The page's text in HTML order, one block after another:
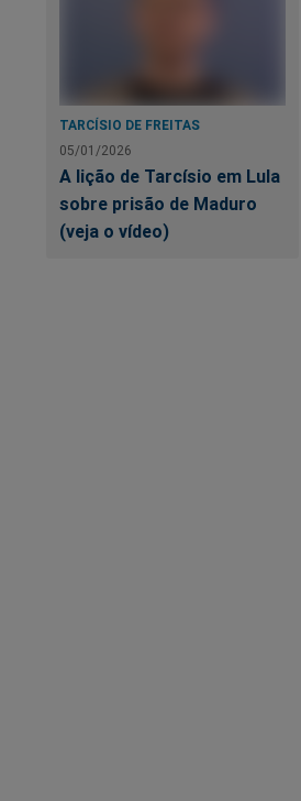
TARCÍSIO DE FREITAS
05/01/2026
A lição de Tarcísio em Lula
sobre prisão de Maduro
(veja o vídeo)